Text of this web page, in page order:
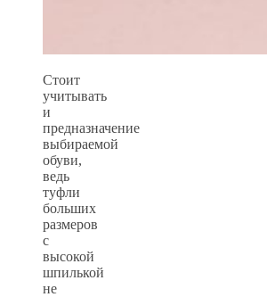
Стоит
учитывать
и
предназначение
выбираемой
обуви,
ведь
туфли
больших
размеров
с
высокой
шпилькой
не